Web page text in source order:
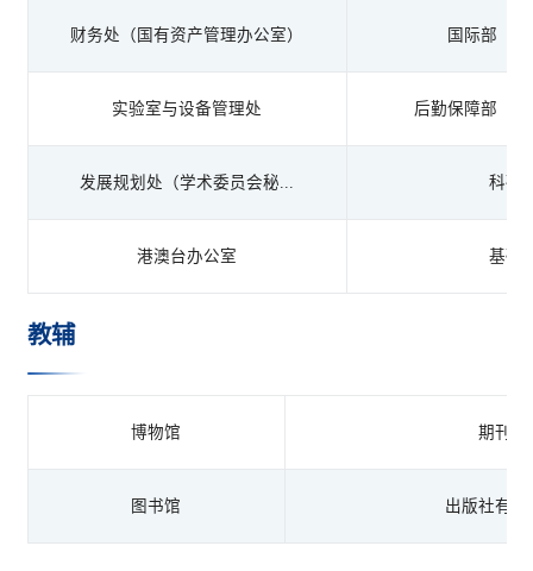
财务处（国有资产管理办公室） 国际部（
实验室与设备管理处 后勤保障部（
发展规划处（学术委员会秘... 科研
港澳台办公室 基础
教辅
博物馆 期刊社
图书馆 出版社有限